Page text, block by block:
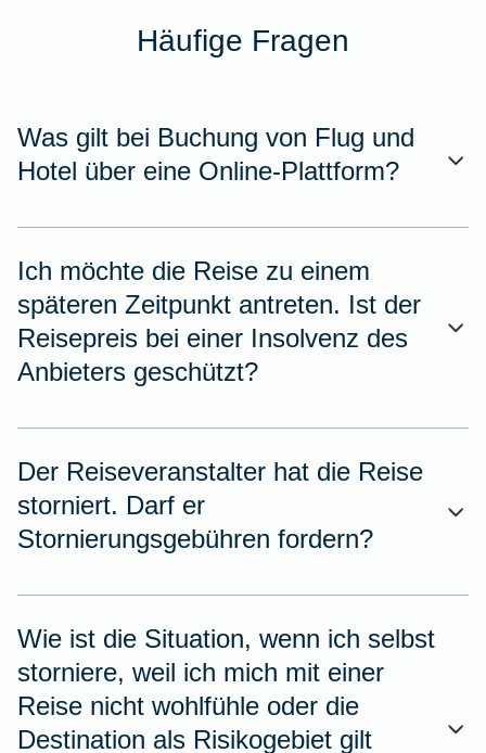
Häufige Fragen
Was gilt bei Buchung von Flug und
Hotel über eine Online-Plattform?
Ich möchte die Reise zu einem
späteren Zeitpunkt antreten. Ist der
Reisepreis bei einer Insolvenz des
Anbieters geschützt?
Der Reiseveranstalter hat die Reise
storniert. Darf er
Stornierungsgebühren fordern?
Wie ist die Situation, wenn ich selbst
storniere, weil ich mich mit einer
Reise nicht wohlfühle oder die
Destination als Risikogebiet gilt